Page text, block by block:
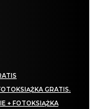
GRATIS.
+ FOTOKSIĄŻKA